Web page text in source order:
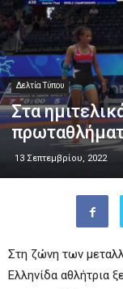
Δελτία Τύπου
Στα
13 Σεπτεμβρίου, 2022
Στη ζώνη των
Ελληνίδα αθλήτρια